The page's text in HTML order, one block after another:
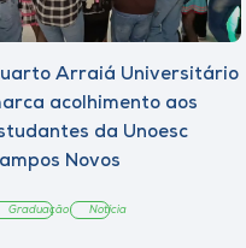
Arraiá Universitário
acolhimento aos
da Unoesc
Novos
Graduação Notícia